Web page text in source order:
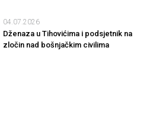
04.07.2026
Dženaza u Tihovićima i podsjetnik na
zločin nad bošnjačkim civilima